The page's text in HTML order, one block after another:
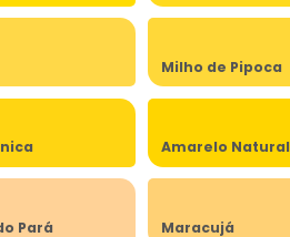
Milho de Pipoca
Amarelo Natural
Pará Maracujá